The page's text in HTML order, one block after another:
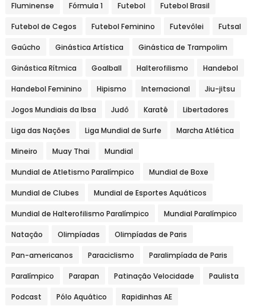
Fluminense Fórmula 1 Futebol Futebol Brasil
Futebol de Cegos Futebol Feminino Futevôlei Futsal
Gaúcho Ginástica Artística Ginástica de Trampolim
Ginástica Rítmica Goalball Halterofilismo Handebol
Handebol Feminino Hipismo Internacional Jiu-jitsu
Jogos Mundiais da Ibsa Judô Karatê Libertadores
Liga das Nações Liga Mundial de Surfe Marcha Atlética
Mineiro Muay Thai Mundial
Mundial de Atletismo Paralímpico Mundial de Boxe
Mundial de Clubes Mundial de Esportes Aquáticos
Mundial de Halterofilismo Paralímpico Mundial Paralímpico
Natação Olimpíadas Olimpíadas de Paris
Pan-americanos Paraciclismo Paralimpíada de Paris
Paralímpico Parapan Patinação Velocidade Paulista
Podcast Pólo Aquático Rapidinhas AE